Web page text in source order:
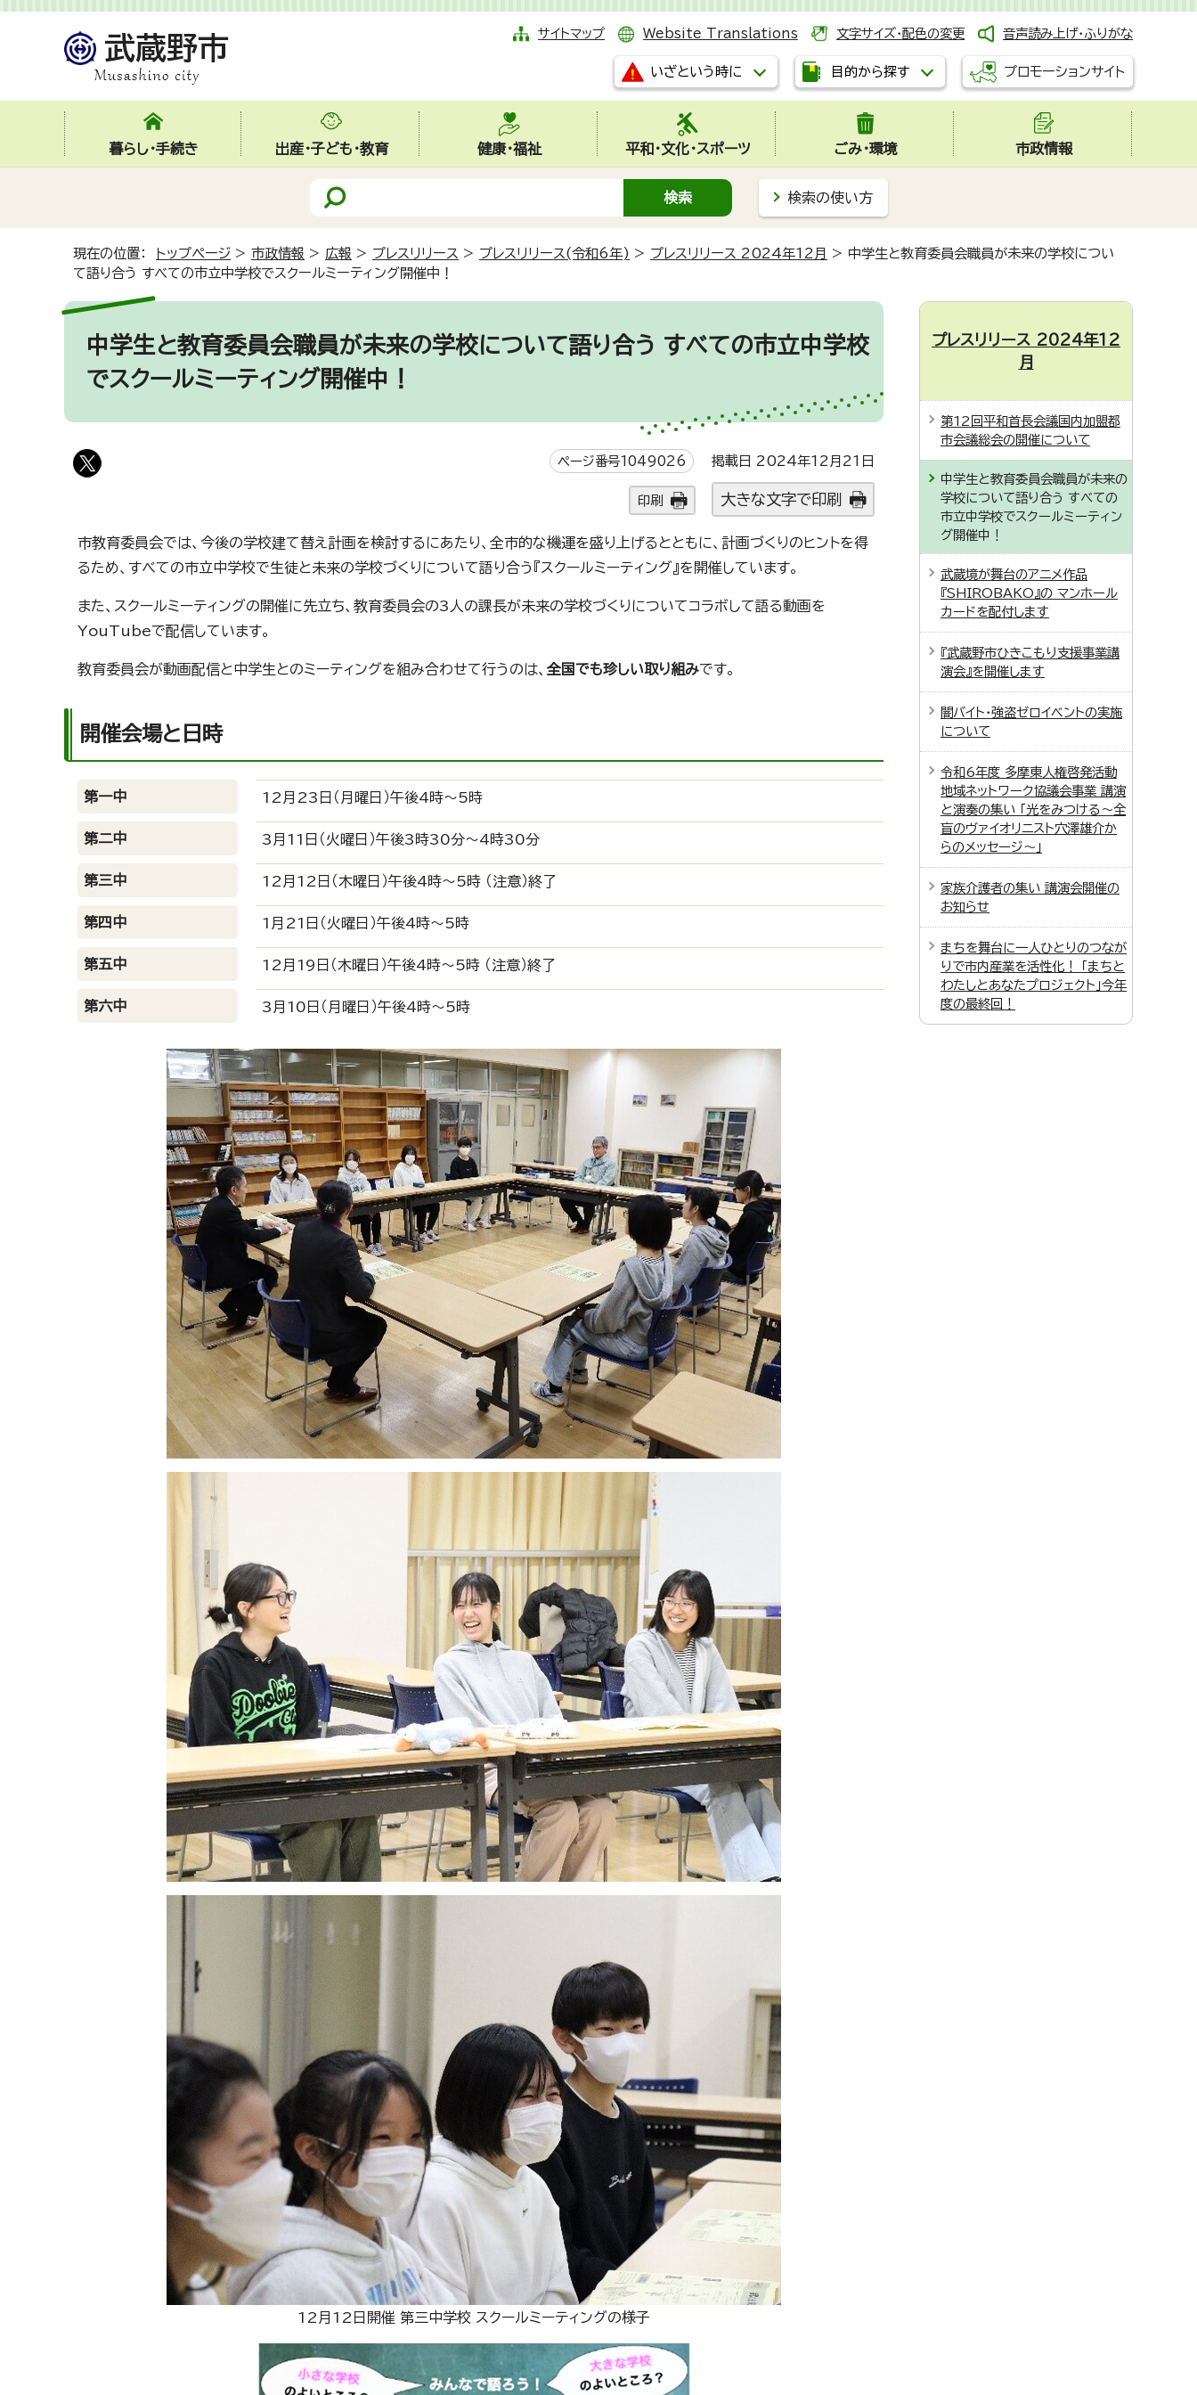
サイトマップ Website Translations 文字サイズ・配色の変更 音声読み上げ・ふりがな
いざという時に 目的から探す プロモーションサイト
暮らし・手続き 出産・子ども・教育 健康・福祉 平和・文化・スポーツ ごみ・環境 市政情報
検索の使い方
現在の位置： トップページ > 市政情報 > 広報 > プレスリリース > プレスリリース(令和6年) > プレスリリース 2024年12月 > 中学生と教育委員会職員が未来の学校につい
て語り合う すべての市立中学校でスクールミーティング開催中！
中学生と教育委員会職員が未来の学校について語り合う すべての市立中学校
でスクールミーティング開催中！
ページ番号1049026 掲載日 2024年12月21日
印刷 大きな文字で印刷
市教育委員会では、今後の学校建て替え計画を検討するにあたり、全市的な機運を盛り上げるとともに、計画づくりのヒントを得
るため、すべての市立中学校で生徒と未来の学校づくりについて語り合う『スクールミーティング』を開催しています。
また、スクールミーティングの開催に先立ち、教育委員会の3人の課長が未来の学校づくりについてコラボして語る動画を
YouTubeで配信しています。
教育委員会が動画配信と中学生とのミーティングを組み合わせて行うのは、 全国でも珍しい取り組みです。
開催会場と日時
第一中 12月23日（月曜日）午後4時～5時
第二中 3月11日（火曜日）午後3時30分～4時30分
第三中 12月12日（木曜日）午後4時～5時 （注意）終了
第四中 1月21日（火曜日）午後4時～5時
第五中 12月19日（木曜日）午後4時～5時 （注意）終了
第六中 3月10日（月曜日）午後4時～5時
12月12日開催 第三中学校 スクールミーティングの様子
プレスリリース 2024年12
月
第12回平和首長会議国内加盟都
市会議総会の開催について
中学生と教育委員会職員が未来の
学校について語り合う すべての
市立中学校でスクールミーティン
グ開催中！
武蔵境が舞台のアニメ作品
『SHIROBAKO』の マンホール
カードを配付します
『武蔵野市ひきこもり支援事業講
演会』を開催します
闇バイト・強盗ゼロイベントの実施
について
令和6年度 多摩東人権啓発活動
地域ネットワーク協議会事業 講演
と演奏の集い 「光をみつける～全
盲のヴァイオリニスト穴澤雄介か
らのメッセージ～」
家族介護者の集い 講演会開催の
お知らせ
まちを舞台に一人ひとりのつなが
りで市内産業を活性化！ 「まちと
わたしとあなたプロジェクト」今年
度の最終回！